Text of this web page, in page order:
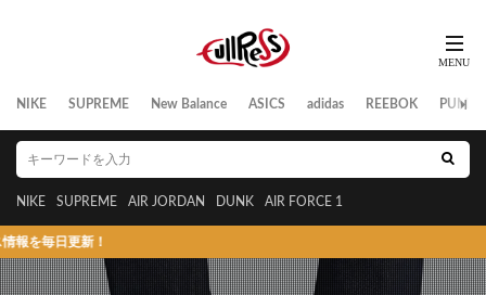
NIKE SUPREME New Balance ASICS adidas REEBOK PUMA
NIKE SUPREME AIR JORDAN DUNK AIR FORCE 1
！